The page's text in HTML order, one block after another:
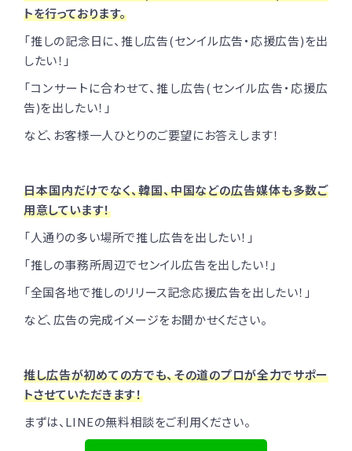
トを行っております。
「推しの記念日に、推し広告(センイル広告・応援広告)を出
したい！」
「コンサートに合わせて、推し広告(センイル広告・応援広
告)を出したい！」
など、お客様一人ひとりのご要望にお答えします！
日本国内だけでなく、韓国、中国などの広告媒体も多数ご
用意しています！
「人通りの多い場所で推し広告を出したい！」
「推しの事務所周辺でセンイル広告を出したい！」
「全国各地で推しのリリース記念応援広告を出したい！」
など、広告の完成イメージをお聞かせください。
推し広告が初めての方でも、その道のプロが全力でサポー
トさせていただきます！
まずは、LINEの無料相談をご利用ください。